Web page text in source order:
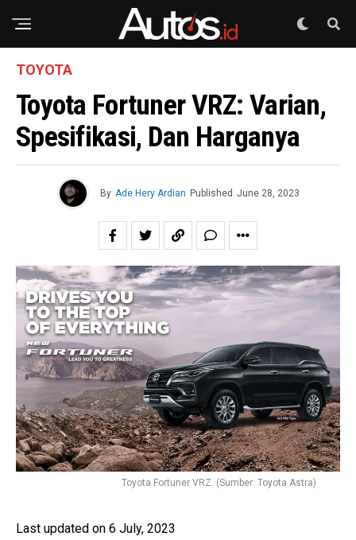
TOYOTA
Toyota Fortuner VRZ: Varian,
Spesifikasi, Dan Harganya
By Ade Hery Ardian Published June 28, 2023
Toyota Fortuner VRZ. (Sumber: Toyota Astra)
Last updated on 6 July, 2023